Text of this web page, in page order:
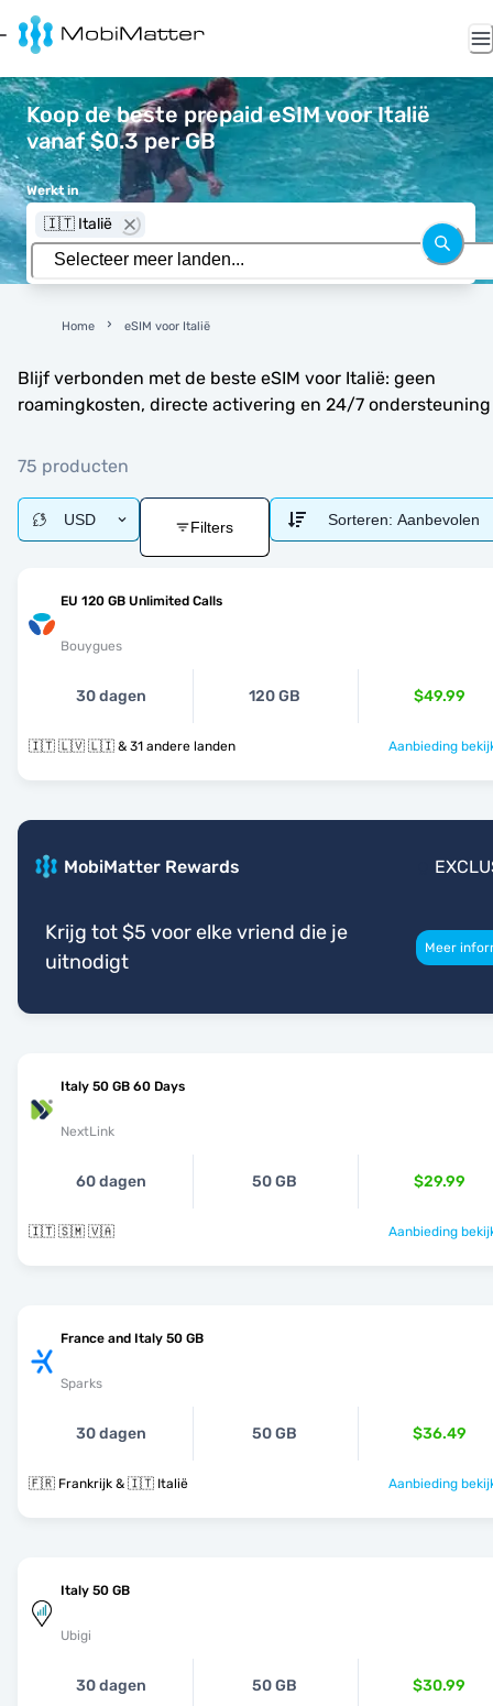
Koop de beste prepaid eSIM voor Italië
vanaf $0.3 per GB
Werkt in
🇮🇹 Italië
Home eSIM voor Italië
Blijf verbonden met de beste eSIM voor Italië: geen
roamingkosten, directe activering en 24/7 ondersteuning
75 producten
USD Filters Sorteren: Aanbevolen
EU 120 GB Unlimited Calls
Bouygues
30 dagen 120 GB $49.99
🇮🇹 🇱🇻 🇱🇮 & 31 andere landen Aanbieding
MobiMatter Rewards
Krijg tot $5 voor elke vriend die je
uitnodigt
Meer
Italy 50 GB 60 Days
NextLink
60 dagen 50 GB $29.99
🇮🇹 🇸🇲 🇻🇦 Aanbieding
France and Italy 50 GB
Sparks
30 dagen 50 GB $36.49
🇫🇷 Frankrijk & 🇮🇹 Italië Aanbieding
Italy 50 GB
Ubigi
30 dagen 50 GB $30.99